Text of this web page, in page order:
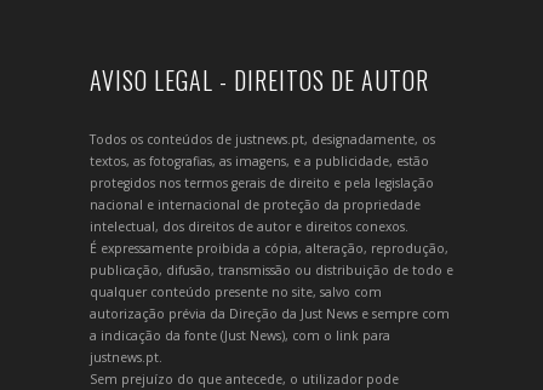
AVISO LEGAL - DIREITOS DE AUTOR
Todos os conteúdos de justnews.pt, designadamente, os
textos, as fotografias, as imagens, e a publicidade, estão
protegidos nos termos gerais de direito e pela legislação
nacional e internacional de proteção da propriedade
intelectual, dos direitos de autor e direitos conexos.
É expressamente proibida a cópia, alteração, reprodução,
publicação, difusão, transmissão ou distribuição de todo e
qualquer conteúdo presente no site, salvo com
autorização prévia da Direção da Just News e sempre com
a indicação da fonte (Just News), com o link para
justnews.pt.
Sem prejuízo do que antecede, o utilizador pode